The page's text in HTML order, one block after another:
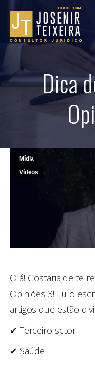
Dica
Mídia
Vídeos
Olá! Gostaria de te
Opiniões 3! Eu o
artigos que estão
✔ Terceiro setor
✔ Saúde